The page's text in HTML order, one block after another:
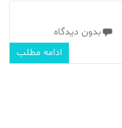
بدون دیدگاه
ادامه مطلب